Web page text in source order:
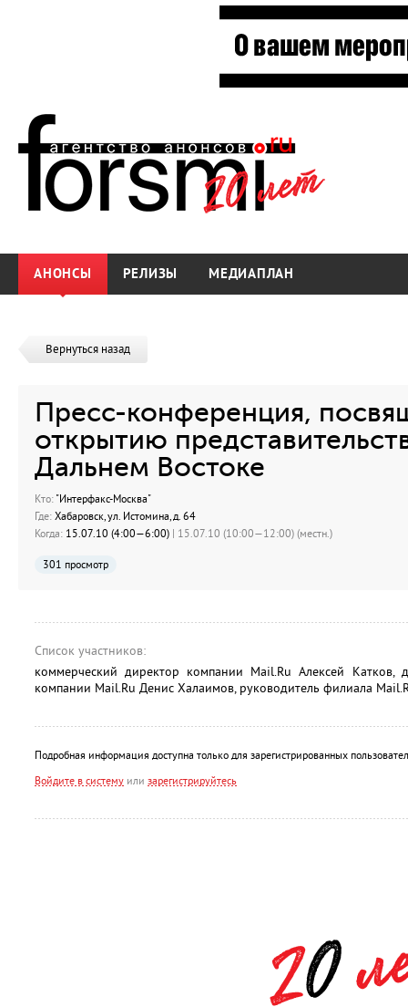
АНОНСЫ РЕЛИЗЫ МЕДИАПЛАН
Вернуться назад
Пресс-конференция,
открытию
Дальнем Востоке
Кто: "Интерфакс-Москва"
Где: Хабаровск, ул. Истомина, д. 64
Когда: 15.07.10 (4:00—6:00) | 15.07.10 (10:00—12:00) (местн.)
301 просмотр
Список участников:
коммерческий директор компании Mail.Ru Алексей Катков,
компании Mail.Ru Денис Халаимов, руководитель филиала
Подробная информация доступна только для зарегистрированных
Войдите в систему или зарегистрируйтесь